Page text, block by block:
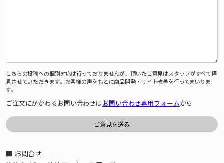
こちらの投稿への個別対応は行っておりませんが、頂いたご意見はスタッフがすべて拝
見させていただきます。お客様の声をもとに商品開発・サイト改善を行ってまいりま
す。
ご注文にかかわるお問い合わせはお問い合わせ専用フォームから
■ お問合せ